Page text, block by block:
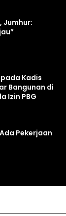
Jumhur:
Kadis
Bangunan di
Izin PBG
Pekerjaan